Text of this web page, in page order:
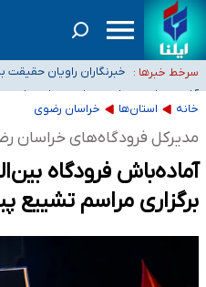
سرخط خبرها :
تعویق آزمون ورودی دکترای تخصصی
جغرافیای نظامی دافوس آجا
خبرنگاران راویان
آخرین وضعیت شیوع
کرمان بالاتر از آستانه هشدار
هیچ پرستاری بازداشت یا اخراج نشده
ثبت‌نام بخش عمده دانش‌آموزان مدارس
باقی‌مانده در دبی متناسب با شرایط
خانه استان‌ها خراسان رضوی
مدیرکل فرودگاه‌های خراسان
آماده‌باش فرودگاه
برگزاری مراسم تشییع